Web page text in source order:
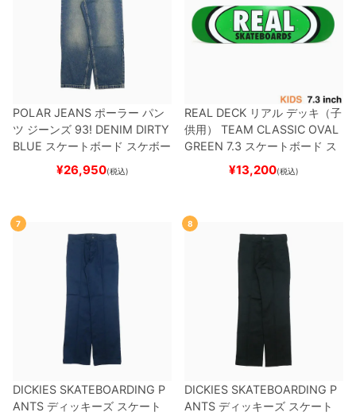
POLAR JEANS ポーラー パン
ツ ジーンズ 93! DENIM DIRTY
BLUE スケートボード スケボー
¥26,950(税込)
REAL DECK リアル デッキ（子
供用）
TEAM CLASSIC OVAL
GREEN 7.3 スケートボード ス
¥13,200(税込)
7
DICKIES SKATEBOARDING P
ANTS ディッキーズ スケート
8
DICKIES SKATEBOARDING P
ANTS ディッキーズ スケート